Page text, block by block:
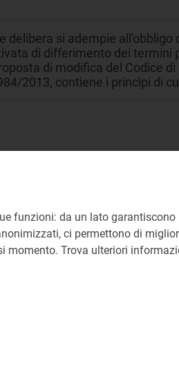
delibera si adempie
di differimento dei termini
di modifica del Codice
2013, contiene i princìpi di
gas 45/11, 538/2012/R/gas
2015/R/gas, 422/2015/R/
funzioni: da un lato
ci permettono di
momento. Trova ulteriori